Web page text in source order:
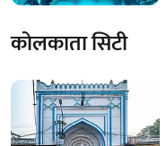
कोलकाता सिटी